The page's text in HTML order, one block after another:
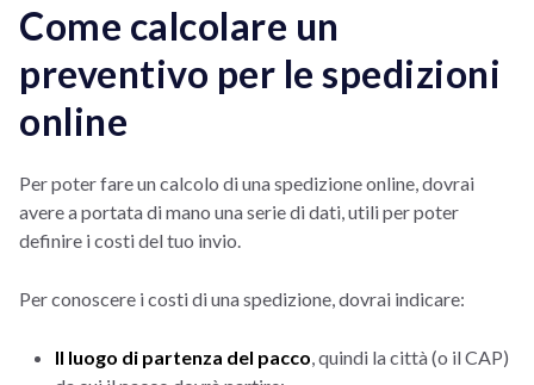
Come calcolare un
preventivo per le spedizioni
online
Per poter fare un calcolo di una spedizione online, dovrai
avere a portata di mano una serie di dati, utili per poter
definire i costi del tuo invio.
Per conoscere i costi di una spedizione, dovrai indicare:
Il luogo di partenza del pacco, quindi la città (o il CAP)